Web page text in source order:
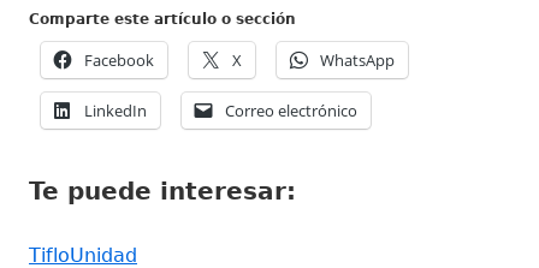
Comparte este artículo o sección
Facebook
en
X
en
una
WhatsApp
en
LinkedIn
en
ventana
Correo electrónico
en
Te puede interesar:
TifloUnidad